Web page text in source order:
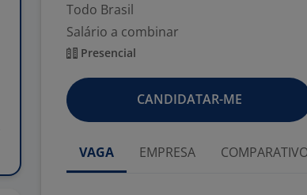
Todo Brasil
Salário a combinar
Presencial
CANDIDATAR-ME
VAGA EMPRESA